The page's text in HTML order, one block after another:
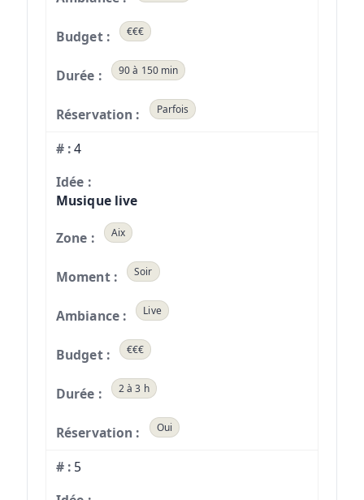
€€€
90 à 150 min
Parfois
4
Musique live
Aix
Soir
Live
€€€
2 à 3 h
Oui
5